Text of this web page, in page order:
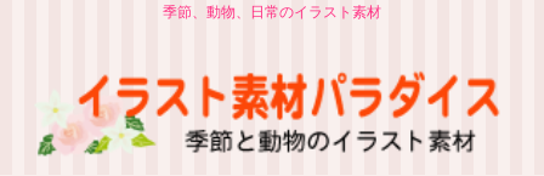
季節、動物、日常のイラスト素材